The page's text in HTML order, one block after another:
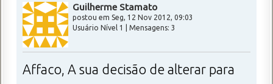
Guilherme Stamato
postou em Seg, 12 Nov 2012, 09:03
Usuário Nível 1 | Mensagens: 3
Affaco, A sua decisão de alterar para